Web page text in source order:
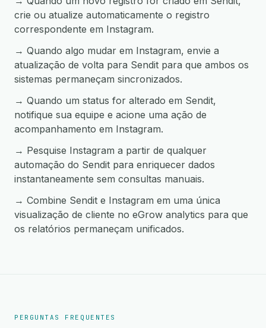
crie ou atualize automaticamente o registro
correspondente em Instagram.
→ Quando algo mudar em Instagram, envie a
atualização de volta para Sendit para que ambos os
sistemas permaneçam sincronizados.
→ Quando um status for alterado em Sendit,
notifique sua equipe e acione uma ação de
acompanhamento em Instagram.
→ Pesquise Instagram a partir de qualquer
automação do Sendit para enriquecer dados
instantaneamente sem consultas manuais.
→ Combine Sendit e Instagram em uma única
visualização de cliente no eGrow analytics para que
os relatórios permaneçam unificados.
PERGUNTAS FREQUENTES